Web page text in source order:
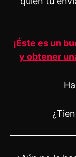
¡Éste es un
y obtener